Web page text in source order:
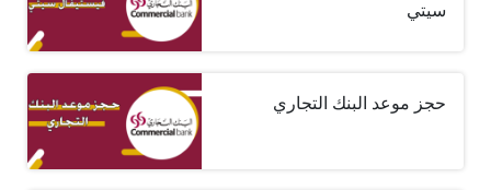
سيتي
حجز موعد البنك التجاري